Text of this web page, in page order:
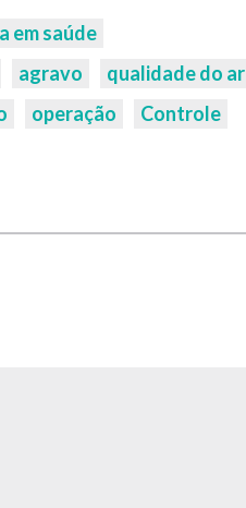
em saúde
agravo
qualidade do ar
operação
Controle